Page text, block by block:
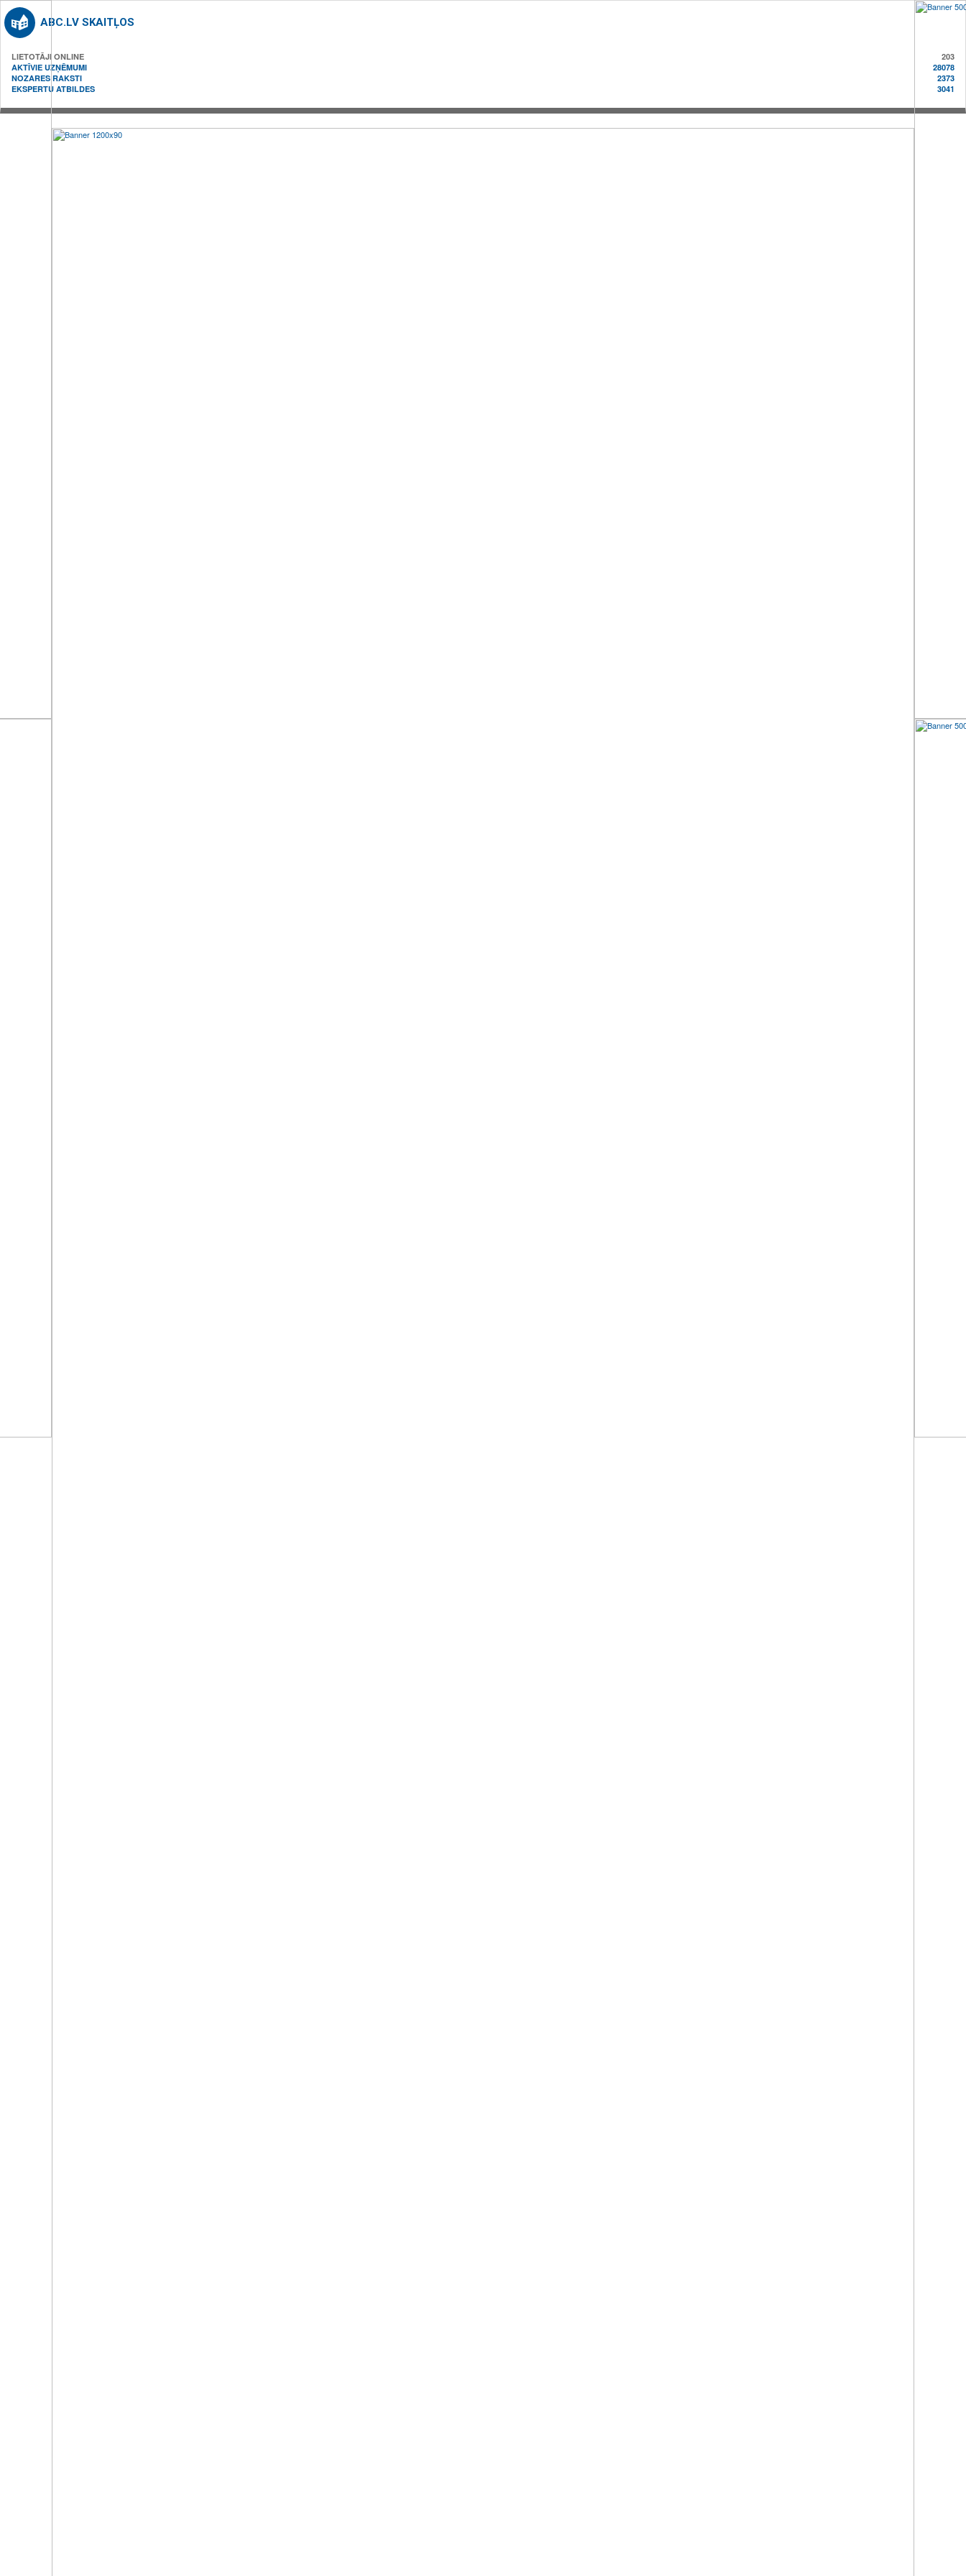
ABC.LV SKAITĻOS
LIETOTĀJI ONLINE
203
AKTĪVIE UZŅĒMUMI
28078
NOZARES RAKSTI
2373
EKSPERTU ATBILDES
3041